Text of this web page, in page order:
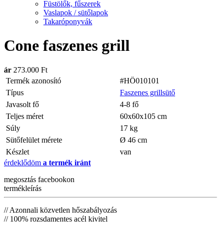
Füstölők, fűszerek
Vaslapok / sütőlapok
Takaróponyvák
Cone faszenes grill
ár 273.000 Ft
Termék azonosító
#HÖ010101
Típus
Faszenes grillsütő
Javasolt fő
4-8 fő
Teljes méret
60x60x105 cm
Súly
17 kg
Sütőfelület mérete
Ø 46 cm
Készlet
van
érdeklődöm a termék iránt
megosztás facebookon
termékleírás
// Azonnali közvetlen hőszabályozás
// 100% rozsdamentes acél kivitel